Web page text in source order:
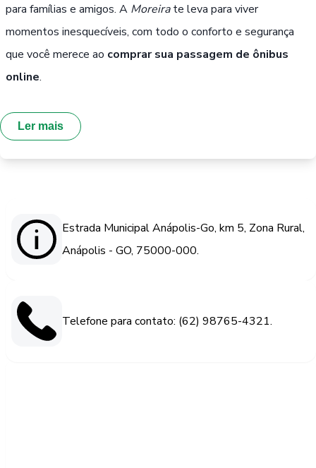
para famílias e amigos. A Moreirate leva para viver
momentos inesquecíveis, com todo o conforto e segurança
que você merece ao comprar sua passagem de ônibus
online.
Ler mais
Estrada Municipal Anápolis-Go, km 5, Zona Rural,
Anápolis - GO, 75000-000.
Telefone para contato: (62) 98765-4321.